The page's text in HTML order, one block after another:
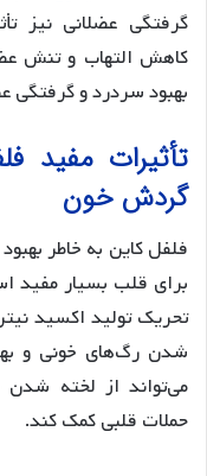
گرفتگی عضلانی نیز
کاهش التهاب و تنش
بهبود سردرد و گرفتگی
تأثیرات مفید
گردش خون
فلفل کاین به خاطر
برای قلب بسیار مفید
تحریک تولید اکسید
شدن رگ‌های خونی و
می‌تواند از لخته
حملات قلبی کمک کند.